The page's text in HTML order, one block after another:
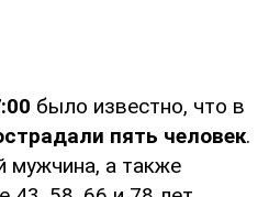
было известно, что в
пять человек.
мужчина, а также